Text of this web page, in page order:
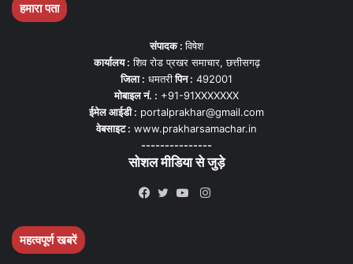
हमारा पता
संपादक :विषेश
कार्यालय : शिव रोड प्रखर समाचार, छत्तीसगढ़
जिला : धमतरीपिन : 492001
मोबाइल नं. : +91-91XXXXXXX
ईमेल आईडी : portalprakhar@gmail.com
वेबसाइट : www.prakharsamachar.in
---------------
सोशल मीडिया से जुड़े
Instagram
महत्वपूर्ण खबरें